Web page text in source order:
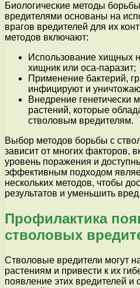
Биологические методы
вредителями основаны на
врагов вредителей для их
методов включают:
Использование хищных
хищник или оса-паразит;
Применение бактерий,
инфицируют и
Внедрение генетически
растений, которые
стволовым вредителям.
Выбор методов борьбы с
зависит от многих факторов,
уровень поражения и
эффективным подходом
нескольких методов, чтобы
результатов и уменьшить
Профилактика
стволовых
Стволовые вредители могут
растениям и привести к их
появление этих вредителей и